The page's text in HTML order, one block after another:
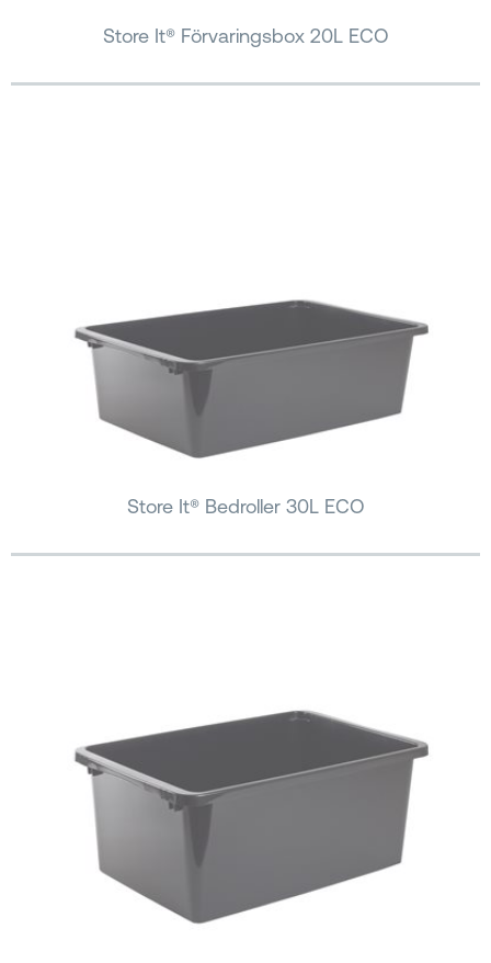
Store It® Förvaringsbox 20L ECO
Store It® Bedroller 30L ECO